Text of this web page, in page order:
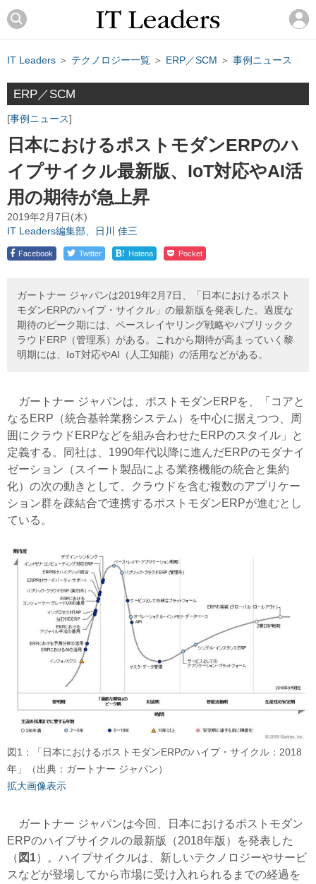
IT Leaders ＞ テクノロジー一覧 ＞ ERP／SCM ＞ 事例ニュース
ERP／SCM
事例ニュース
日本におけるポストモダンERPのハ
イプサイクル最新版、IoT対応やAI活
用の期待が急上昇
2019年2月7日(木)
IT Leaders編集部、日川 佳三
Facebook Twitter ! Hatena Pocket
ガートナー ジャパンは2019年2月7日、「日本におけるポスト
モダンERPのハイプ・サイクル」の最新版を発表した。過度な
期待のピーク期には、ペースレイヤリング戦略やパブリックク
ラウドERP（管理系）がある。これから期待が高まっていく黎
明期には、IoT対応やAI（人工知能）の活用などがある。
ガートナー ジャパンは、ポストモダンERPを、「コアと
なるERP（統合基幹業務システム）を中心に据えつつ、周
囲にクラウドERPなどを組み合わせたERPのスタイル」と
定義する。同社は、1990年代以降に進んだERPのモダナイ
ゼーション（スイート製品による業務機能の統合と集約
化）の次の動きとして、クラウドを含む複数のアプリケー
ション群を疎結合で連携するポストモダンERPが進むとし
ている。
図1：「日本におけるポストモダンERPのハイプ・サイクル：2018
年」（出典：ガートナー ジャパン）
拡大画像表示
ガートナー ジャパンは今回、日本におけるポストモダン
ERPのハイプサイクルの最新版（2018年版）を発表した
（ 図1）。ハイプサイクルは、新しいテクノロジーやサービ
スなどが登場してから市場に受け入れられるまでの経過を